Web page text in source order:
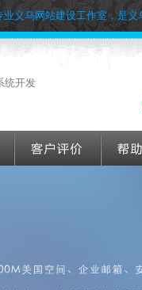
义乌网站建设工作室，是义
统开发